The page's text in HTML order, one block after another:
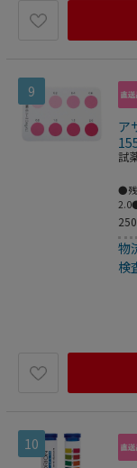
9
ア
試
●残
商
物
検
10